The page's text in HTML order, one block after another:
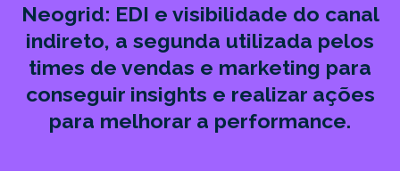
Neogrid: EDI e visibilidade do canal
indireto, a segunda utilizada pelos
times de vendas e marketing para
conseguir insights e realizar ações
para melhorar a performance.